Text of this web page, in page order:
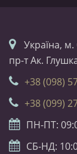
Українa,
пр-т Ак.
+38 (098)
+38 (099)
ПН-ПТ:
СБ-НД: